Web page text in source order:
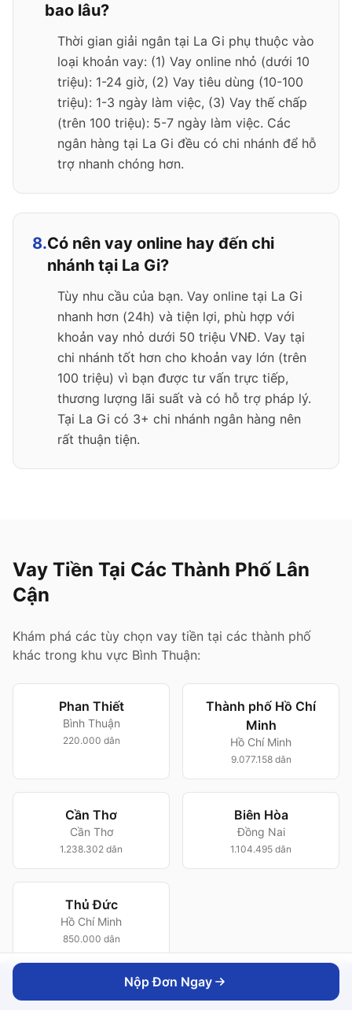
Nộp Đơn Ngay
bao lâu?
Thời gian giải ngân tại La Gi phụ thuộc vào
loại khoản vay: (1) Vay online nhỏ (dưới 10
triệu): 1-24 giờ, (2) Vay tiêu dùng (10-100
triệu): 1-3 ngày làm việc, (3) Vay thế chấp
(trên 100 triệu): 5-7 ngày làm việc. Các
ngân hàng tại La Gi đều có chi nhánh để hỗ
trợ nhanh chóng hơn.
8.Có nên vay online hay đến chi
nhánh tại La Gi?
Tùy nhu cầu của bạn. Vay online tại La Gi
nhanh hơn (24h) và tiện lợi, phù hợp với
khoản vay nhỏ dưới 50 triệu VNĐ. Vay tại
chi nhánh tốt hơn cho khoản vay lớn (trên
100 triệu) vì bạn được tư vấn trực tiếp,
thương lượng lãi suất và có hỗ trợ pháp lý.
Tại La Gi có 3+ chi nhánh ngân hàng nên
rất thuận tiện.
Vay Tiền Tại Các Thành Phố Lân
Cận
Khám phá các tùy chọn vay tiền tại các thành phố
khác trong khu vực Bình Thuận:
Phan Thiết
Bình Thuận
220.000 dân
Thành phố Hồ Chí
Minh
Hồ Chí Minh
9.077.158 dân
Cần Thơ
Cần Thơ
1.238.302 dân
Biên Hòa
Đồng Nai
1.104.495 dân
Thủ Đức
Hồ Chí Minh
850.000 dân
Xem tất cả 113 thành phố →
Nộp Đơn Ngay